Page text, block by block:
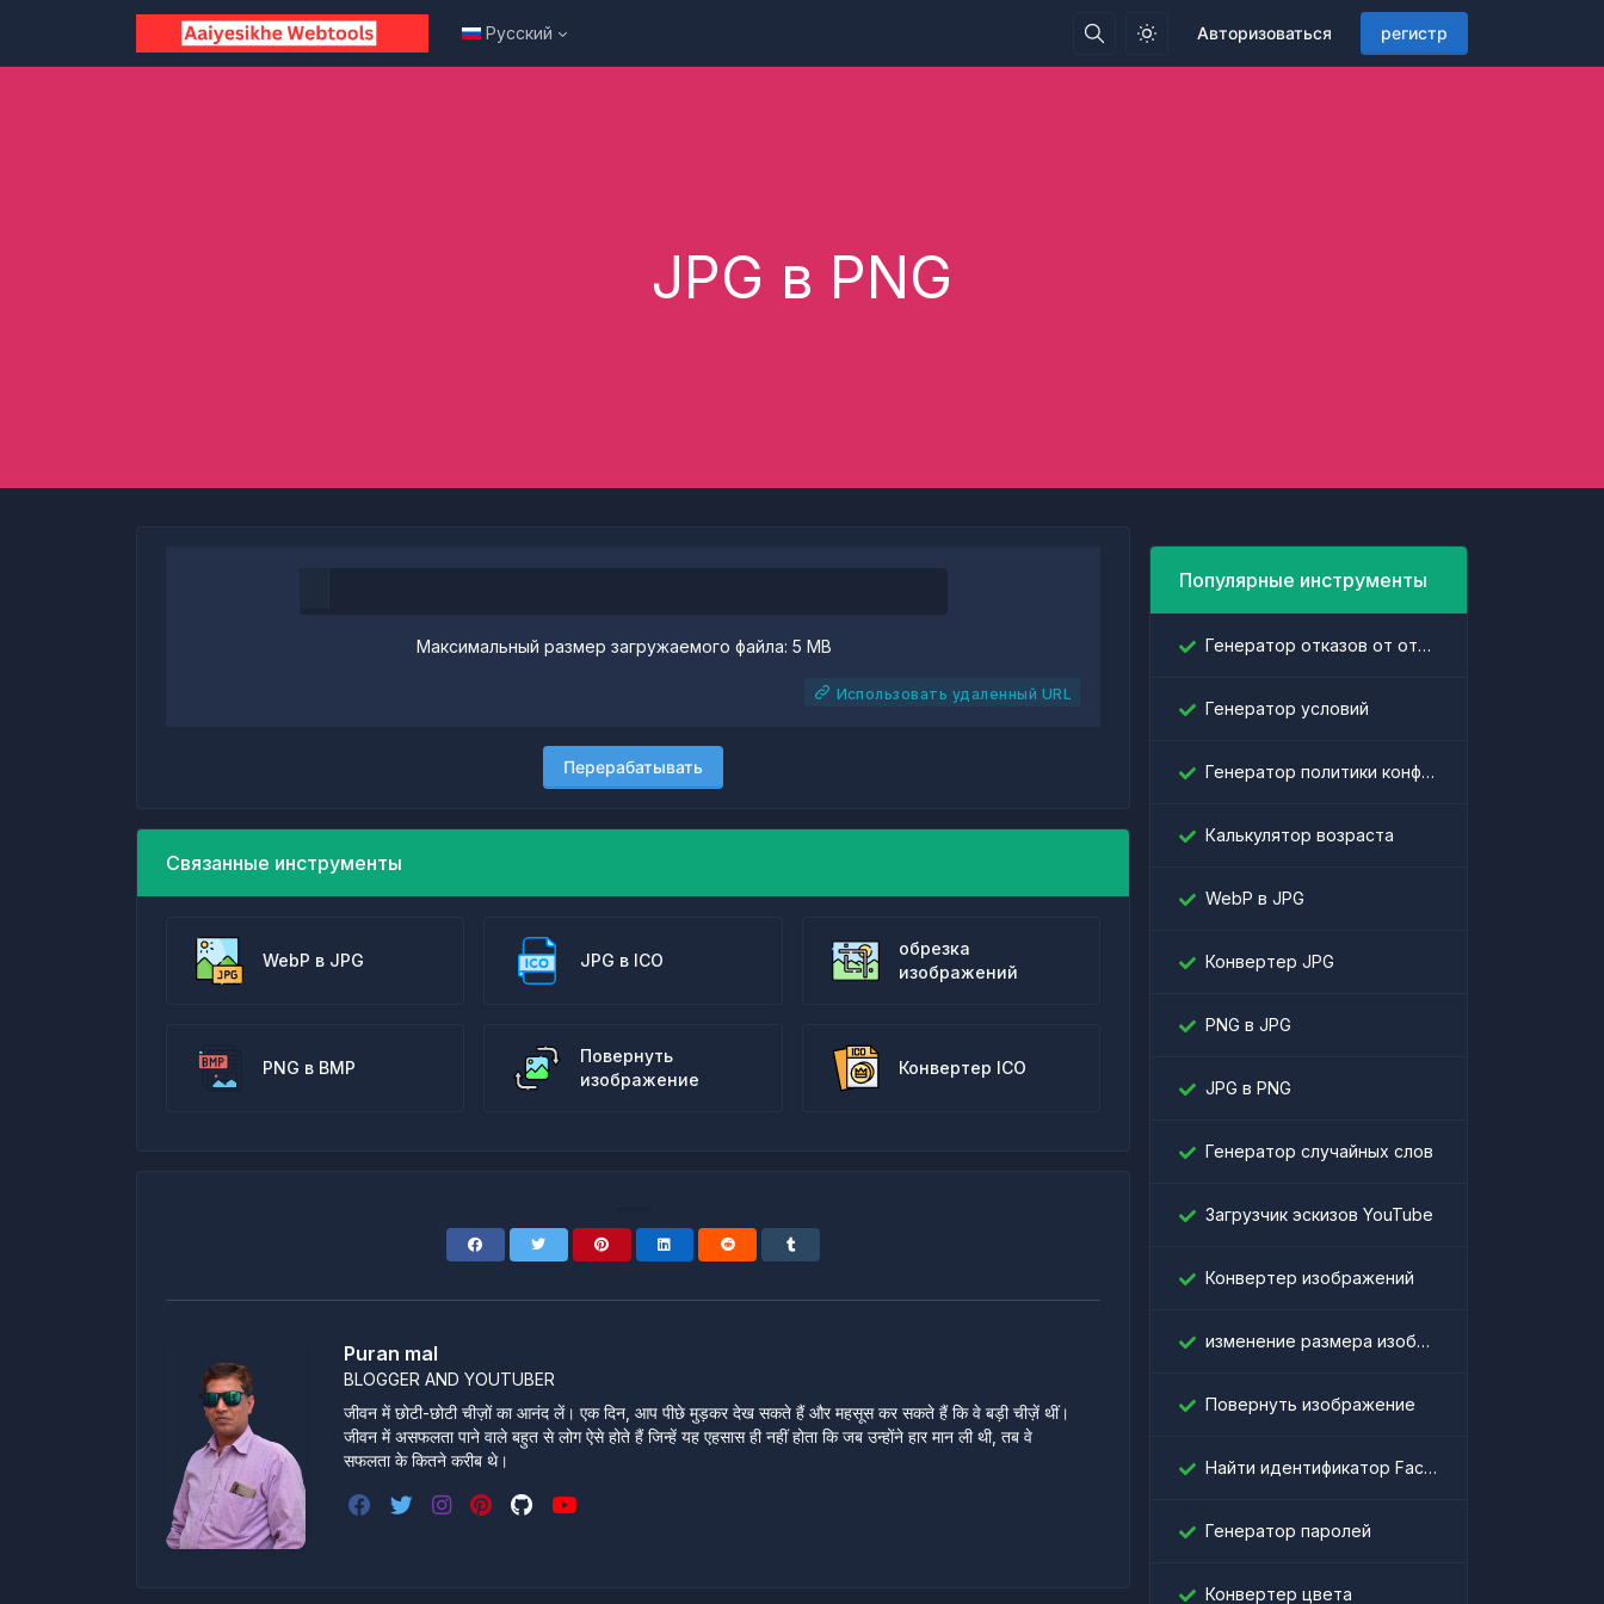
Авторизоваться регистр
Русский
JPG в PNG
Максимальный размер загружаемого файла: 5 MB
Использовать удаленный URL
Перерабатывать
Связанные инструменты
WebP в JPG JPG в ICO
обрезка
изображений
PNG в BMP
Повернуть
изображение
Конвертер ICO
Puran mal
BLOGGER AND YOUTUBER
जीवन में छोटी-छोटी चीज़ों का आनंद लें। एक दिन, आप पीछे मुड़कर देख सकते हैं और महसूस कर सकते हैं कि वे बड़ी चीज़ें थीं।
जीवन में असफलता पाने वाले बहुत से लोग ऐसे होते हैं जिन्हें यह एहसास ही नहीं होता कि जब उन्होंने हार मान ली थी, तब वे
सफलता के कितने करीब थे।
Популярные инструменты
Генератор отказов от ответственности
Генератор условий
Генератор политики конфиденциальности
Калькулятор возраста
WebP в JPG
Конвертер JPG
PNG в JPG
JPG в PNG
Генератор случайных слов
Загрузчик эскизов YouTube
Конвертер изображений
изменение размера изображения
Повернуть изображение
Найти идентификатор Facebook
Генератор паролей
Конвертер цвета